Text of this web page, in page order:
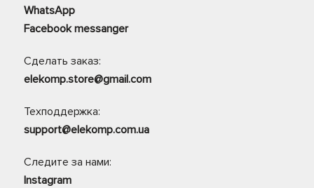
WhatsApp
Facebook messanger
Сделать заказ:
elekomp.store@gmail.com
Техподдержка:
support@elekomp.com.ua
Следите за нами:
Instagram